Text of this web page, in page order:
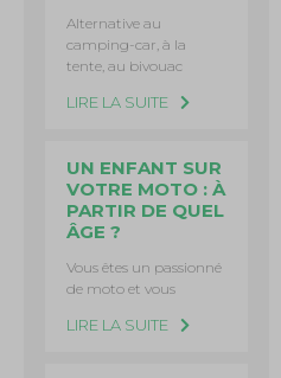
Alternative au
camping-car, à la
tente, au bivouac
LIRE LA SUITE
UN ENFANT SUR
VOTRE MOTO : À
PARTIR DE QUEL
ÂGE ?
Vous êtes un passionné
de moto et vous
LIRE LA SUITE